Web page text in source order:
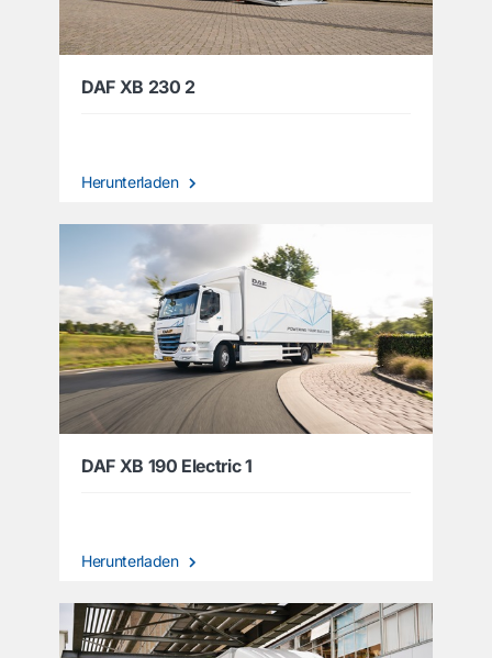
DAF XB 230 2
Herunterladen
DAF XB 190 Electric 1
Herunterladen